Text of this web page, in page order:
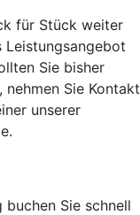
für Stück weiter
Leistungsangebot
Sie bisher
nehmen Sie Kontakt
unserer
buchen Sie schnell